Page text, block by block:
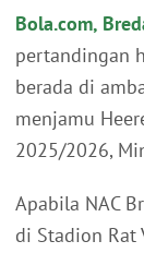
Bola.com,
pertandingan
berada di
menjamu
2025/2026,
Apabila NAC
di Stadion Rat